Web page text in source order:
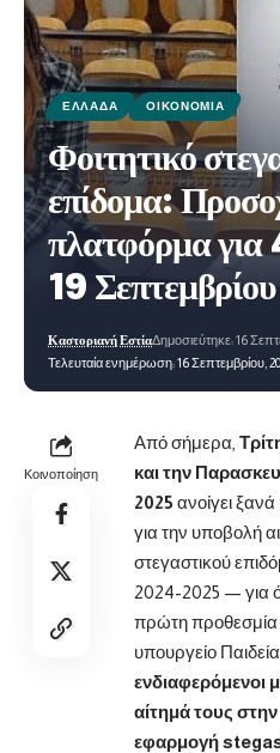
ΕΛΛΆΔΑ ΟΙΚΟΝΟΜΊΑ
Φοιτητικό
επίδομα:
πλατφόρμα για
19 Σεπτεμβρίου
Τελευταία ενημέρωση: 16 Σεπτεμβρίου,
Καστοριανή ΕστίαΔημοσιεύτηκε: 16
Κοινοποίηση
Από σήμερα,
και την
2025 ανοίγει
για την υποβολή
στεγαστικού
2024-2025 — για
πρώτη προθεσμία
υπουργείο
ενδιαφερόμενοι
αίτημά τους στην
εφαρμογή